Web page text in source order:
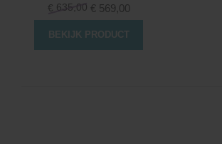
€ 635,00 € 569,00
BEKIJK PRODUCT